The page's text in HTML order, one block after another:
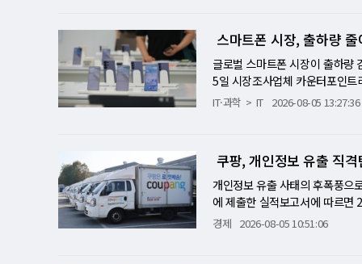
월 정도 빠른 일정이다. 생산 확
빠르게 늘어나면서 공급 확대가
으로 전환하고 있다. 일반적으
통해 시간을 단축하고 있는 것
다고 보고 있다. 2나노까지 본격
도 따라오기 어려운 규모다. 특
대만 남부과학단지 공장은 내
C는 생산 거점을 미국과 일본까
터 넘어 스마트폰·휴머노이드
터용 AI 서버가 수요를 이끌었지
터센터 개발, 미분양 지원책, 수
전히 기준선인 100을 밑돌아 시
다…분양시장 전망 '온도차' 뚜
대출 규제 강화라는 금융 부담
맞물리면서 분위기가 개선되고
수도권 분양전망지수는 한 달
고, 경기는 100.0에서 87.5, 인
분양 기대감을 보였지만, 분위기
축 가능성이 제기되면서 자금
화와 은행권 대출 한도 축소가
스마트폰 시장, 출하량
글로벌 스마트폰 시장이 출하량
5일 시장조사업체 카운터포인
한 1090억달러를 기록했다. 출
조에 힘입어 매출과 출하량이
출하량(-26%)과 매출(-17%)이
10%, 11% 줄었다. 카운터포인
전략과 평균판매가격 상승세가
의 새로운 공식 글로벌 스마트
IT·과학 IT 2026-08-05 13:27:36
쿠팡, 개인정보 유출 직
개인정보 유출 사태의 후폭풍으
에 제출한 실적보고서에 따르면
영업손실은 7억9800만달러(약
경제 2026-08-05 10:51:06